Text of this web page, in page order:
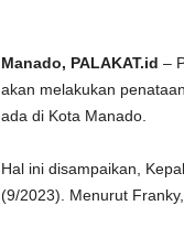
Manado, PALAKAT.id –
akan melakukan
ada di Kota Manado.
Hal ini disampaikan,
(9/2023). Menurut